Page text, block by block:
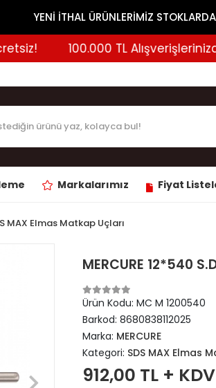
YENİ İTHAL ÜRÜNLERİMİZ
100.000 TL
Markalarımız Fiyat
MAX Elmas Matkap Uçları
MERCURE 12*540
Ürün Kodu:MC M 1200540
Barkod:8680838112025
Marka: MERCURE
Kategori: SDS MAX Elmas
912,00 TL + KDV